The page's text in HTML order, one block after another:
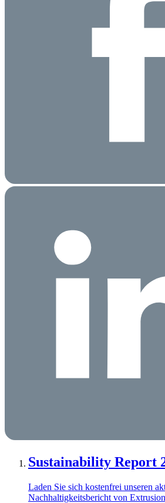
Sustainability Report
Laden Sie sich kostenfrei unseren
Nachhaltigkeitsbericht von